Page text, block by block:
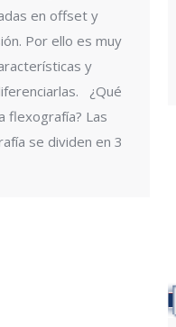
en offset y
Por ello es muy
y
¿Qué
flexografía? Las
se dividen en 3